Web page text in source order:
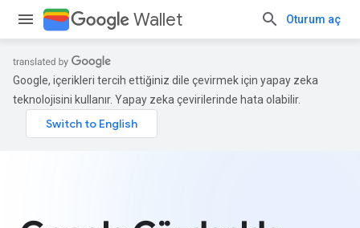
Wallet Oturum aç
Google, içerikleri tercih ettiğiniz dile çevirmek için yapay zeka
teknolojisini kullanır. Yapay zeka çevirilerinde hata olabilir.